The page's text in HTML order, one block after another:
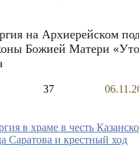
на Архиерейском
Божией Матери
37